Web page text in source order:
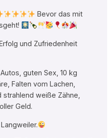
Bevor das mit
und Zufriedenheit
guten Sex, 10 kg
Falten vom Lachen,
weiße Zähne,
Geld.